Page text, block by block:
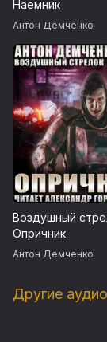
Наемник
Антон Демченко
Воздушный
Опричник
Антон Демченко
Другие